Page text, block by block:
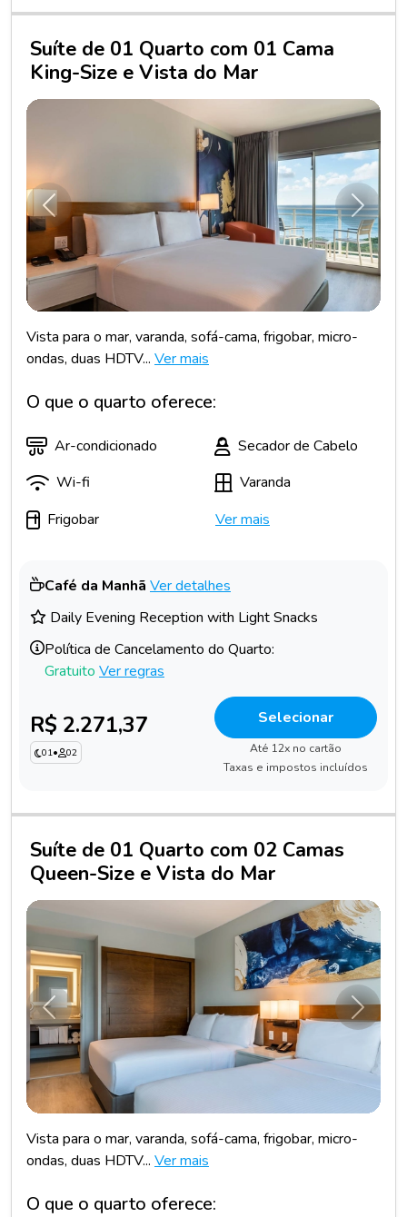
Suíte de 01 Quarto com 01 Cama
King-Size e Vista do Mar
Anterior
Vista para o mar, varanda, sofá-cama, frigobar, micro-
ondas, duas HDTV... Ver mais
O que o quarto oferece:
Ar-condicionado
Secador de Cabelo
Wi-fi
Varanda
Frigobar
Ver mais
Café da Manhã Ver detalhes
Daily Evening Reception with Light Snacks
Política de Cancelamento do Quarto:
Gratuito Ver regras
R$ 2.271,37
01• 02
Selecionar
Até 12x no cartão
Taxas e impostos incluídos
Suíte de 01 Quarto com 02 Camas
Queen-Size e Vista do Mar
Anterior
Vista para o mar, varanda, sofá-cama, frigobar, micro-
ondas, duas HDTV... Ver mais
O que o quarto oferece: